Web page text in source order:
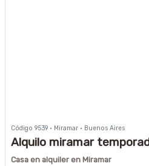
Código 9539 · Miramar · Buenos Aires
Alquilo miramar
2026
Casa en alquiler en Miramar